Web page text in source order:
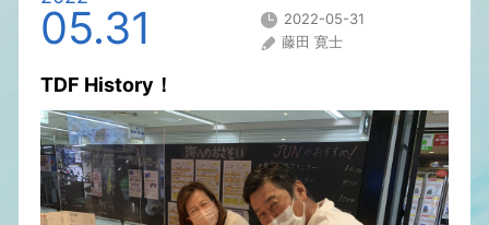
05.31
2022-05-31
藤田 寛士
TDF History！